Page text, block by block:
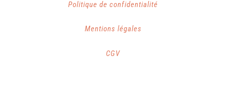
Politique de confidentialité
Mentions légales
CGV